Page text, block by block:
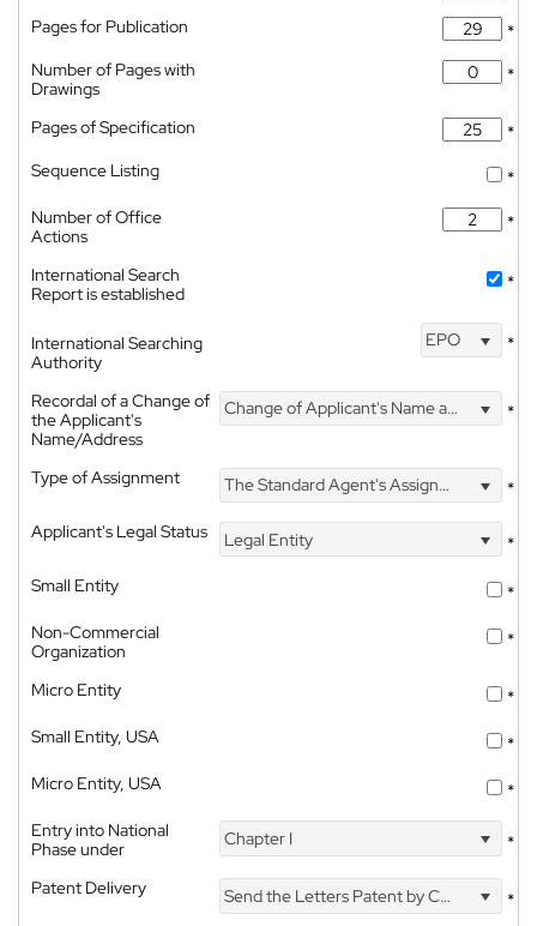
Pages for Publication
*
Number of Pages with
Drawings
*
Pages of Specification
*
Sequence Listing
*
Number of Office
Actions
*
International Search
Report is established
*
International Searching
Authority
EPO *
Recordal of a Change of
the Applicant's
Name/Address
Change of Applicant's Name and Address *
Type of Assignment The Standard Agent's Assignment
*
Applicant's Legal Status
Legal Entity
*
Small Entity
*
Non-Commercial
Organization
*
Micro Entity
*
Small Entity, USA
*
Micro Entity, USA
*
Entry into National
Phase under
Chapter I *
Patent Delivery Send the Letters Patent by Courier *